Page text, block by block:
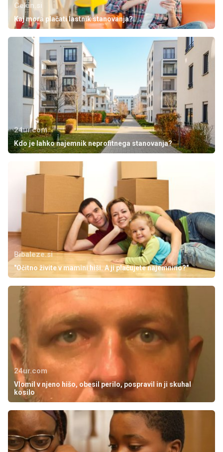
Cekin.si
Kaj mora plačati lastnik stanovanja?
24ur.com
Kdo je lahko najemnik neprofitnega stanovanja?
Bibaleze.si
"Očitno živite v mamini hiši. A ji plačujete najemnino?"
24ur.com
Vlomil v njeno hišo, obesil perilo, pospravil in ji skuhal
kosilo